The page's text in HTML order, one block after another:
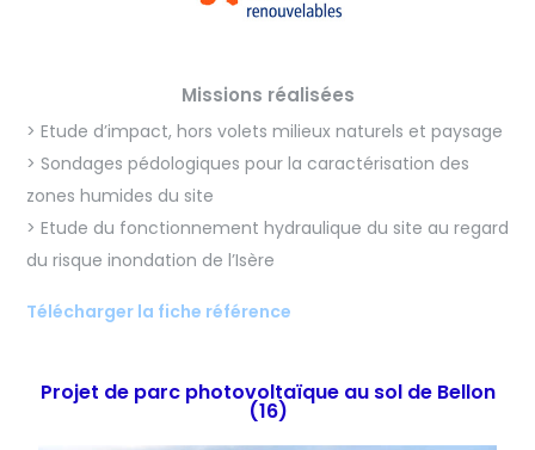
Missions réalisées
> Etude d’impact, hors volets milieux naturels et paysage
> Sondages pédologiques pour la caractérisation des
zones humides du site
> Etude du fonctionnement hydraulique du site au regard
du risque inondation de l’Isère
Télécharger la fiche référence
Projet de parc photovoltaïque au sol de Bellon
(16)